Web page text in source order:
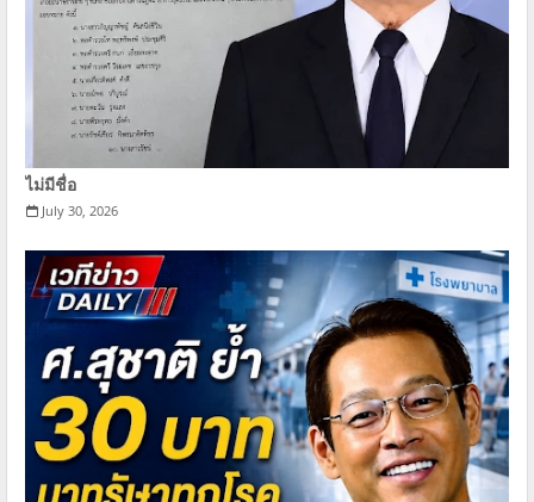
ไม่มีชื่อ
July 30, 2026